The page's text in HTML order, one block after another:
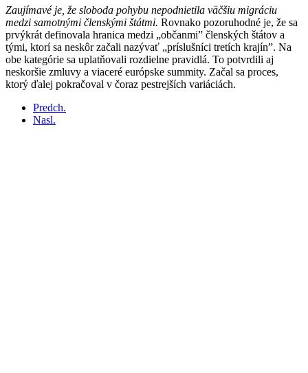
Zaujímavé je, že sloboda pohybu nepodnietila väčšiu migráciu
medzi samotnými členskými štátmi. Rovnako pozoruhodné je, že sa
prvýkrát definovala hranica medzi „občanmi” členských štátov a
tými, ktorí sa neskôr začali nazývať „príslušníci tretích krajín”. Na
obe kategórie sa uplatňovali rozdielne pravidlá. To potvrdili aj
neskoršie zmluvy a viaceré európske summity. Začal sa proces,
ktorý ďalej pokračoval v čoraz pestrejších variáciách.
Predch.
Nasl.